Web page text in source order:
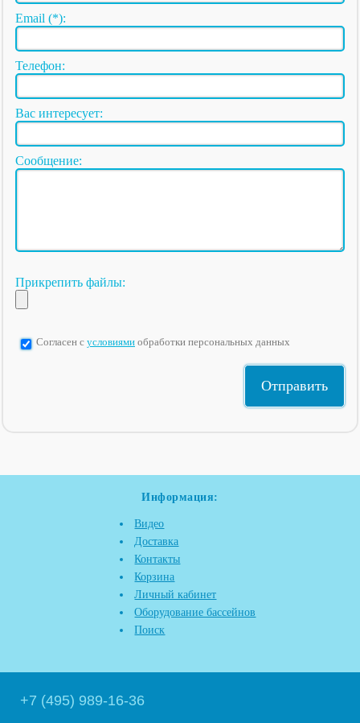
Email (*):
Телефон:
Вас интересует:
Сообщение:
Прикрепить файлы:
Согласен с условиями обработки персональных данных
Информация:
Видео
Доставка
Контакты
Корзина
Личный кабинет
Оборудование бассейнов
Поиск
+7 (495) 989-16-36